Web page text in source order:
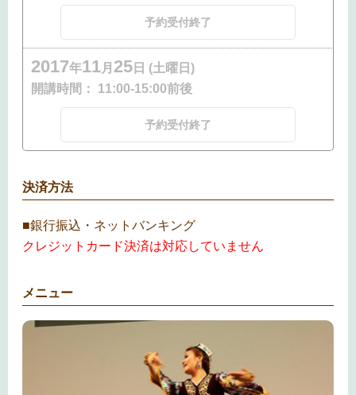
予約受付終了
2017年11月 25 日 (土曜日)
開講時間：
11:00-15:00前後
予約受付終了
決済方法
■銀行振込・ネットバンキング
クレジットカード決済は対応していません
メニュー